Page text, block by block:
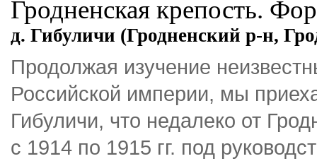
Гродненская крепость.
д. Гибуличи (Гродненский р-н,
Продолжая изучение
Российской империи, мы
Гибуличи, что недалеко от
с 1914 по 1915 гг. под